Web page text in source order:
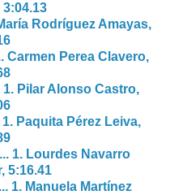
Rodríguez Amayas,
Carmen Perea Clavero,
1. Pilar Alonso Castro,
Paquita Pérez Leiva,
1. Lourdes Navarro
5:16.41
1. Manuela Martínez